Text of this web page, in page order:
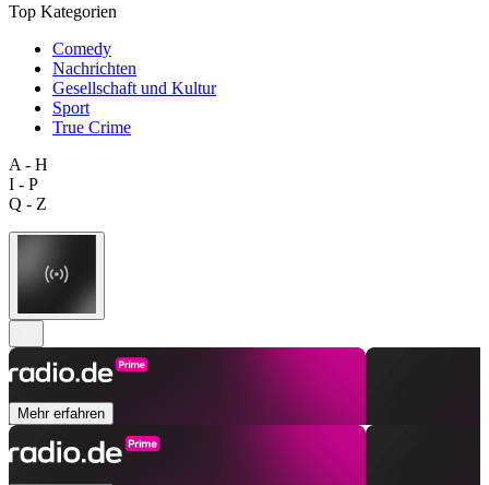
Top Kategorien
Comedy
Nachrichten
Gesellschaft und Kultur
Sport
True Crime
A - H
I - P
Q - Z
Mehr erfahren